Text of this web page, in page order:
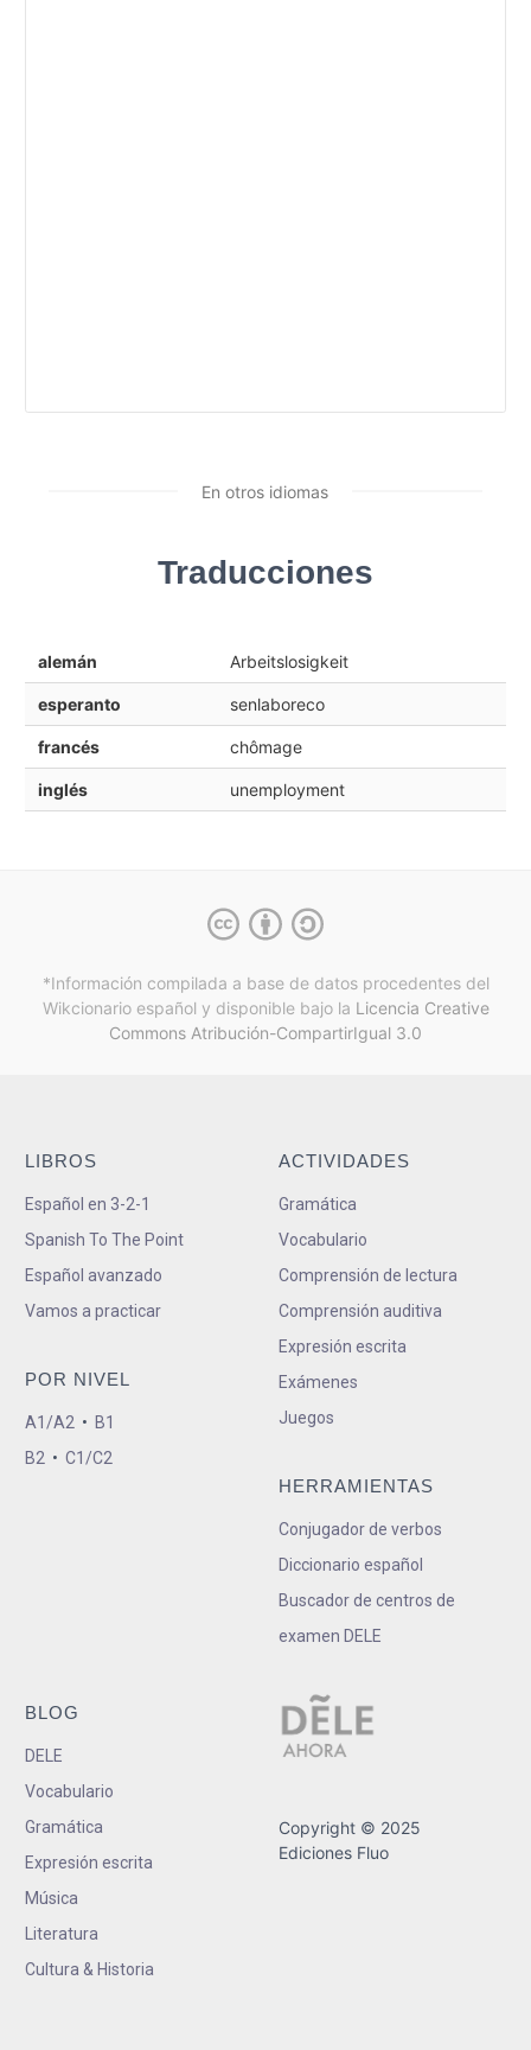
En otros idiomas
Traducciones
alemán Arbeitslosigkeit
esperanto senlaboreco
francés chômage
inglés unemployment
*Información compilada a base de datos procedentes del
Wikcionario español y disponible bajo la Licencia Creative
Commons Atribución-CompartirIgual 3.0
LIBROS
Español en 3-2-1
Spanish To The Point
Español avanzado
Vamos a practicar
POR NIVEL
A1/A2 • B1
B2 • C1/C2
ACTIVIDADES
Gramática
Vocabulario
Comprensión de lectura
Comprensión auditiva
Expresión escrita
Exámenes
Juegos
HERRAMIENTAS
Conjugador de verbos
Diccionario español
Buscador de centros de
examen DELE
BLOG
DELE
Vocabulario
Gramática
Expresión escrita
Música
Literatura
Cultura & Historia
Copyright © 2025
Ediciones Fluo